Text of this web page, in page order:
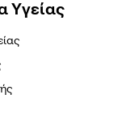
Yγείας